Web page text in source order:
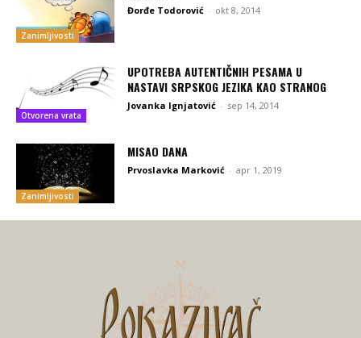
Zanimljivosti
Đorđe Todorović - okt 8, 2014
Otvorena vrata
UPOTREBA AUTENTIČNIH PESAMA U
NASTAVI SRPSKOG JEZIKA KAO STRANOG
Jovanka Ignjatović - sep 14, 2014
Zanimljivosti
MISAO DANA
Prvoslavka Marković - apr 1, 2019